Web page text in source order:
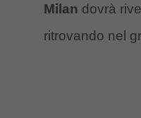
Milan dovrà
ritrovando nel